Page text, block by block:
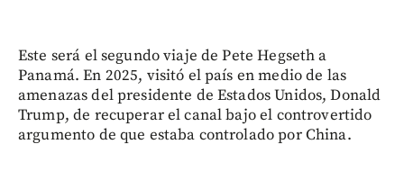
Este será el segundo viaje de Pete Hegseth a
Panamá. En 2025, visitó el país en medio de las
amenazas del presidente de Estados Unidos, Donald
Trump, de recuperar el canal bajo el controvertido
argumento de que estaba controlado por China.